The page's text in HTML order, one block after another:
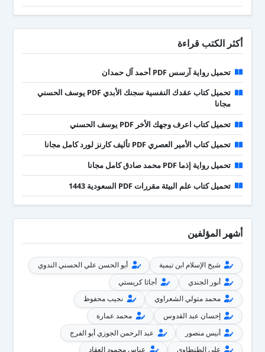
أكثر الكتب قراءة
تحميل رواية آرسس PDF أحمد آل حمدان
تحميل كتاب عقدك النفسية سجنك الأبدي PDF يوسف الحسني
مجانا
تحميل كتاب اعرف وجهك الأخر PDF يوسف الحسني
تحميل كتاب الأمير العصري PDF تأليف كارنز لورد كامل مجانا
تحميل رواية إذما PDF محمد صادق كامل مجانا
تحميل كتاب علم البيئة مقررات PDF السعودية 1443
أشهر المؤلفين
شيخ الإسلام ابن تيمية
أبو الحسن علي الحسني الندوي
أنور الجندي
أجاثا كريستي
محمد متولي الشعراوي
نجيب محفوظ
إحسان عبد القدوس
محمد عمارة
أنيس منصور
عبد الرحمن الجوزي أبو الفرج
علي الطنطاوي
عباس محمود العقاد